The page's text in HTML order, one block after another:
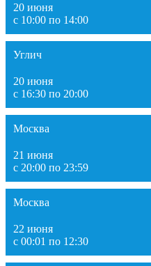
20 июня
с 10:00 по 14:00
Углич
20 июня
с 16:30 по 20:00
Москва
21 июня
с 20:00 по 23:59
Москва
22 июня
с 00:01 по 12:30